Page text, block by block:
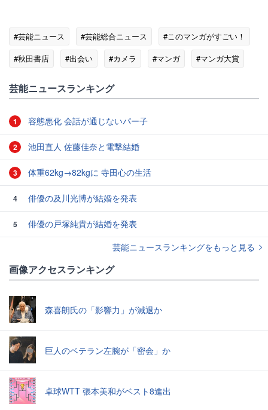
#芸能ニュース #芸能総合ニュース
#このマンガがすごい！
#秋田書店
#出会い #カメラ #マンガ #マンガ大賞
芸能ニュースランキング
1 容態悪化 会話が通じないパー子
2 池田直人 佐藤佳奈と電撃結婚
3 体重62kg→82kgに 寺田心の生活
4 俳優の及川光博が結婚を発表
5
俳優の戸塚純貴が結婚を発表
芸能ニュースランキングをもっと見る
画像アクセスランキング
森喜朗氏の「影響力」が減退か
巨人のベテラン左腕が「密会」か
卓球WTT 張本美和がベスト8進出